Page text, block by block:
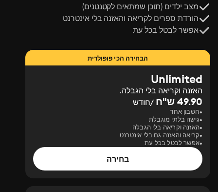
מצב ילדים (תוכן שמתאים לקטנטנים)
הורדת ספרים לקריאה והאזנה בלי אינטרנט
אפשר לבטל בכל עת
הבחירה הכי פופולרית
Unlimited
האזנה וקריאה בלי הגבלה.
49.90 ש"ח /חודש
חשבון אחד
גישה בלתי מוגבלת
האזנה וקריאה בלי הגבלה
קריאה והאזנה גם בלי אינטרנט
אפשר לבטל בכל עת
בחירה